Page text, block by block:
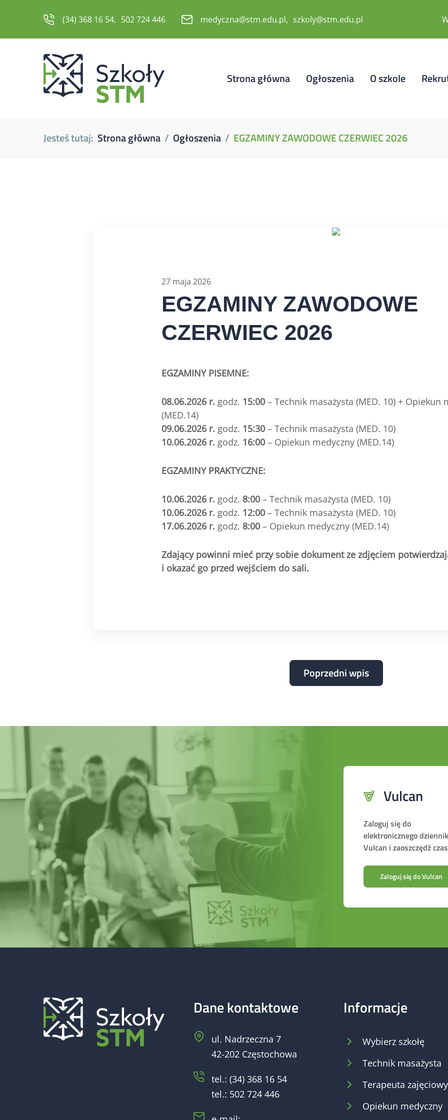
(34) 368 16 54 502 724 446 medyczna@stm.edu.pl szkoly@stm.edu.pl
Strona główna Ogłoszenia O szkole
Jesteś tutaj: Strona główna Ogłoszenia EGZAMINY ZAWODOWE CZERWIEC 2026
27 maja 2026
EGZAMINY ZAWODOWE
CZERWIEC 2026
EGZAMINY PISEMNE:
08.06.2026 r. godz. 15:00 – Technik masażysta (MED. 10) + Opiekun
(MED.14)
09.06.2026 r. godz. 15:30 – Technik masażysta (MED. 10)
10.06.2026 r. godz. 16:00 – Opiekun medyczny (MED.14)
EGZAMINY PRAKTYCZNE:
10.06.2026 r. godz. 8:00 – Technik masażysta (MED. 10)
10.06.2026 r. godz. 12:00 – Technik masażysta (MED. 10)
17.06.2026 r. godz. 8:00 – Opiekun medyczny (MED.14)
Zdający powinni mieć przy sobie dokument ze zdjęciem
i okazać go przed wejściem do sali.
Poprzedni wpis
Vulcan
Zaloguj się do
elektronicznego
Vulcan i zaoszczędź czas
Zaloguj się do Vulcan
Dane kontaktowe
ul. Nadrzeczna 7
42-202 Częstochowa
tel.: (34) 368 16 54
tel.: 502 724 446
Informacje
Wybierz szkołę
Technik masażysta
Terapeuta zajęciowy
Opiekun medyczny